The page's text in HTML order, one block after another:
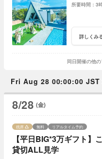
3
詳しくみ
同日開催の他
Fri Aug 28 00:00:00 JST
8/28 (金)
【平日BIG*3万ギフト】
貸切ALL見学
残席 無料 リアルタイム予約